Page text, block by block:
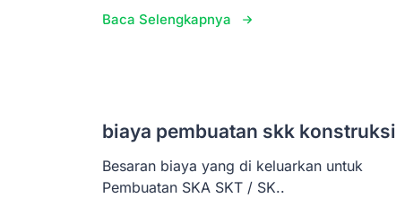
Baca Selengkapnya
biaya pembuatan skk konstruksi
Besaran biaya yang di keluarkan untuk
Pembuatan SKA SKT / SK..